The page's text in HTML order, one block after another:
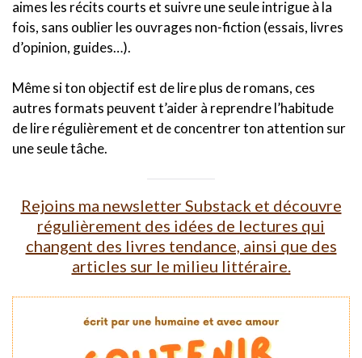
aimes les récits courts et suivre une seule intrigue à la
fois, sans oublier les ouvrages non-fiction (essais, livres
d’opinion, guides…).
Même si ton objectif est de lire plus de romans, ces
autres formats peuvent t’aider à reprendre l’habitude
de lire régulièrement et de concentrer ton attention sur
une seule tâche.
Rejoins ma newsletter Substack et découvre
régulièrement des idées de lectures qui
changent des livres tendance, ainsi que des
articles sur le milieu littéraire.